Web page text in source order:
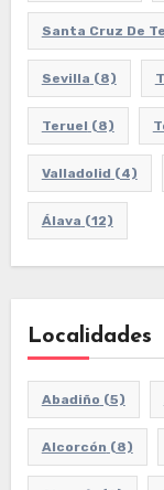
Santa Cruz De
Sevilla (8)
Teruel (8)
Valladolid (4)
Álava (12)
Localidades
Abadiño (5)
Alcorcón (8)